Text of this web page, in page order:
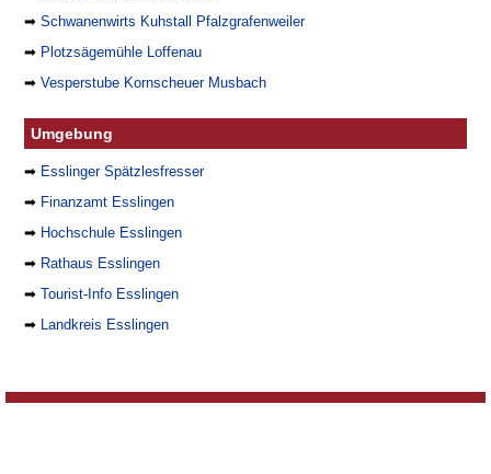
➡Schwanenwirts Kuhstall Pfalzgrafenweiler
➡ Plotzsägemühle Loffenau
➡Vesperstube Kornscheuer Musbach
Umgebung
➡ Esslinger Spätzlesfresser
➡ Finanzamt Esslingen
➡ Hochschule Esslingen
➡ Rathaus Esslingen
➡Tourist-Info Esslingen
➡ Landkreis Esslingen